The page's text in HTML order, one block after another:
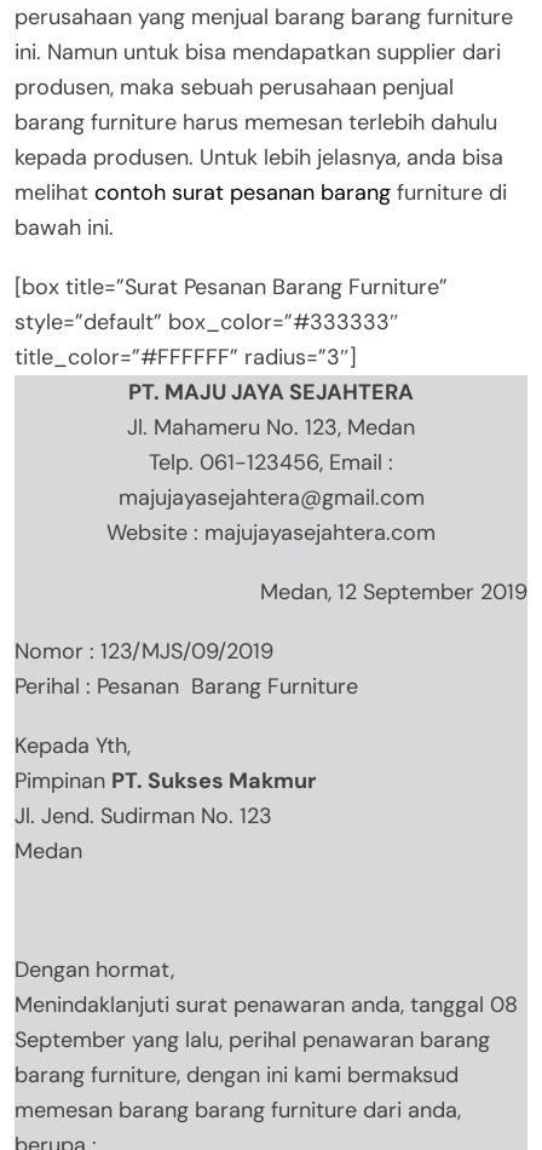
perusahaan yang menjual barang barang furniture
ini. Namun untuk bisa mendapatkan supplier dari
produsen, maka sebuah perusahaan penjual
barang furniture harus memesan terlebih dahulu
kepada produsen. Untuk lebih jelasnya, anda bisa
melihat contoh surat pesanan barang furniture di
bawah ini.
[box title=”Surat Pesanan Barang Furniture”
style=”default” box_color=”#333333″
title_color=”#FFFFFF” radius=”3″]
PT. MAJU JAYA SEJAHTERA
Jl. Mahameru No. 123, Medan
Telp. 061-123456, Email :
majujayasejahtera@gmail.com
Website : majujayasejahtera.com
Medan, 12 September 2019
Nomor : 123/MJS/09/2019
Perihal : Pesanan Barang Furniture
Kepada Yth,
Pimpinan PT. Sukses Makmur
Jl. Jend. Sudirman No. 123
Medan
Dengan hormat,
Menindaklanjuti surat penawaran anda, tanggal 08
September yang lalu, perihal penawaran barang
barang furniture, dengan ini kami bermaksud
memesan barang barang furniture dari anda,